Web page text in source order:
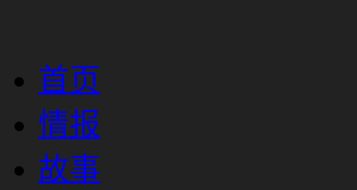
首页
情报
故事